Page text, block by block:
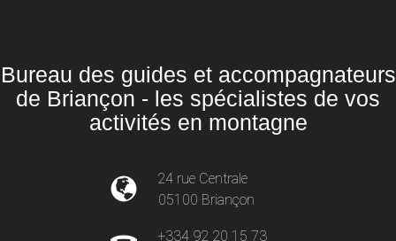
Bureau des guides et accompagnateurs
de Briançon - les spécialistes de vos
activités en montagne
24 rue Centrale
05100 Briançon
+334 92 20 15 73